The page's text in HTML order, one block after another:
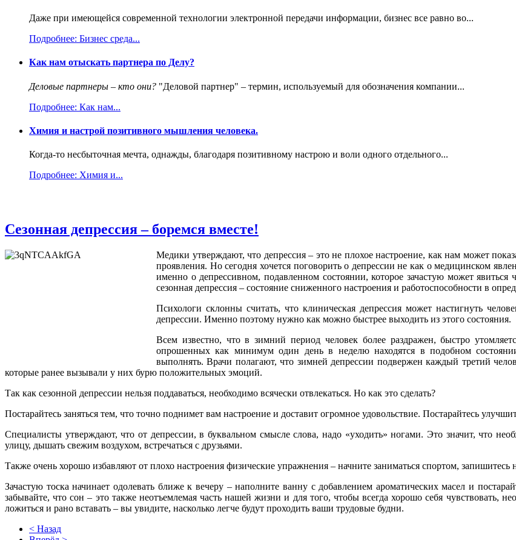
Даже при имеющейся современной технологии электронной передачи информации, бизнес все равно во...
Подробнее: Бизнес среда...
Как нам отыскать партнера по Делу?
Деловые партнеры – кто они? "Деловой партнер" – термин, используемый для обозначения компании...
Подробнее: Как нам...
Химия и настрой позитивного мышления человека.
Когда-то несбыточная мечта, однажды, благодаря позитивному настрою и воли одного отдельного...
Подробнее: Химия и...
Сезонная депрессия – боремся вместе!
Медики утверждают, что депрессия – это не плохое настроение, как нам может
проявления. Но сегодня хочется поговорить о депрессии не как о медицинском
именно о депрессивном, подавленном состоянии, которое зачастую может явиться
сезонная депрессия – состояние сниженного настроения и работоспособности в
Психологи склонны считать, что клиническая депрессия может настигнуть
депрессии. Именно поэтому нужно как можно быстрее выходить из этого состояния.
Всем известно, что в зимний период человек более раздражен, быстро
опрошенных как минимум один день в неделю находятся в подобном
выполнять. Врачи полагают, что зимней депрессии подвержен каждый третий
которые ранее вызывали у них бурю положительных эмоций.
Так как сезонной депрессии нельзя поддаваться, необходимо всячески отвлекаться. Но как это сделать?
Постарайтесь заняться тем, что точно поднимет вам настроение и доставит огромное удовольствие. Постарайтесь
Специалисты утверждают, что от депрессии, в буквальном смысле слова, надо «уходить» ногами. Это значит, что
улицу, дышать свежим воздухом, встречаться с друзьями.
Также очень хорошо избавляют от плохо настроения физические упражнения – начните заниматься спортом, запишитесь
Зачастую тоска начинает одолевать ближе к вечеру – наполните ванну с добавлением ароматических масел и
забывайте, что сон – это также неотъемлемая часть нашей жизни и для того, чтобы всегда хорошо себя чувствовать,
ложиться и рано вставать – вы увидите, насколько легче будут проходить ваши трудовые будни.
< Назад